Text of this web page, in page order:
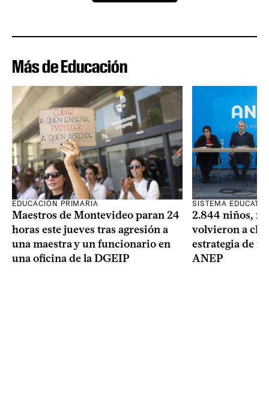
Más de Educación
EDUCACIÓN PRIMARIA
Maestros de Montevideo paran 24
horas este jueves tras agresión a
una maestra y un funcionario en
una oficina de la DGEIP
SISTEMA
2.844 niños,
volvieron a
estrategia de
ANEP